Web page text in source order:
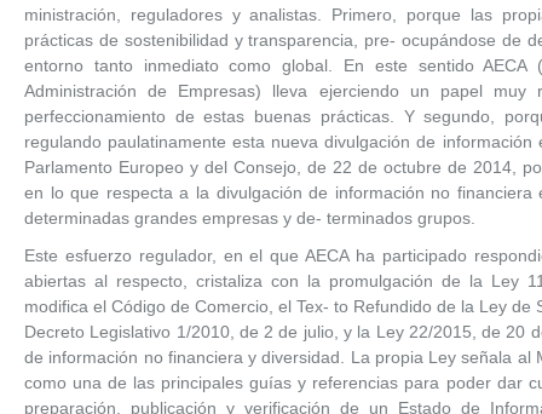
ministración, reguladores y analistas. Primero, porque las
prácticas de sostenibilidad y transparencia, pre- ocupándose de
entorno tanto inmediato como global. En este sentido AECA
Administración de Empresas) lleva ejerciendo un papel
perfeccionamiento de estas buenas prácticas. Y segundo,
regulando paulatinamente esta nueva divulgación de
Parlamento Europeo y del Consejo, de 22 de octubre de 2014,
en lo que respecta a la divulgación de información no
determinadas grandes empresas y de- terminados grupos.
Este esfuerzo regulador, en el que AECA ha participado
abiertas al respecto, cristaliza con la promulgación de la Ley
modifica el Código de Comercio, el Tex- to Refundido de la Ley
Decreto Legislativo 1/2010, de 2 de julio, y la Ley 22/2015, de 20
de información no financiera y diversidad. La propia Ley señala al
como una de las principales guías y referencias para poder dar
preparación, publicación y verificación de un Estado de